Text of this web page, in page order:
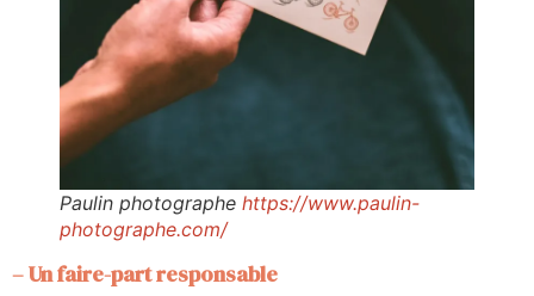
Paulin photographe https://www.paulin-
photographe.com/
– Un faire-part responsable